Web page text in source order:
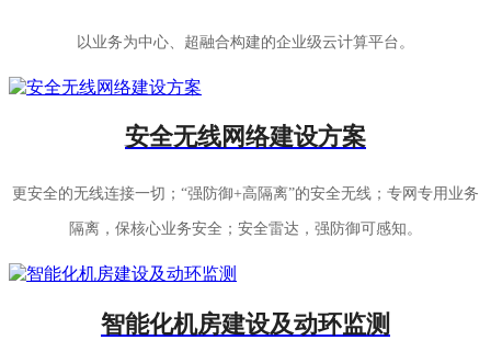
以业务为中心、超融合构建的企业级云计算平台。
安全无线网络建设方案
更安全的无线连接一切；“强防御+高隔离”的安全无线；专网专用业务
隔离，保核心业务安全；安全雷达，强防御可感知。
智能化机房建设及动环监测